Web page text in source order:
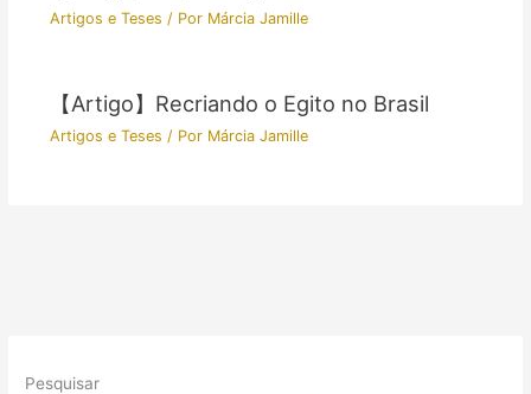
Artigos e Teses / Por Márcia Jamille
【Artigo】Recriando o Egito no Brasil
Artigos e Teses / Por Márcia Jamille
Pesquisar